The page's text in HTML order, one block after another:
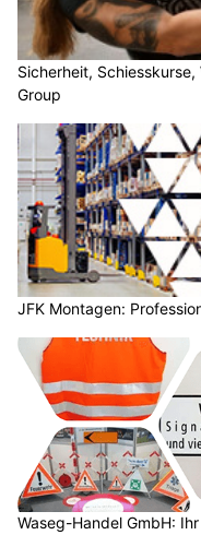
Sicherheit,
Group
JFK Montagen:
Waseg-Handel GmbH: